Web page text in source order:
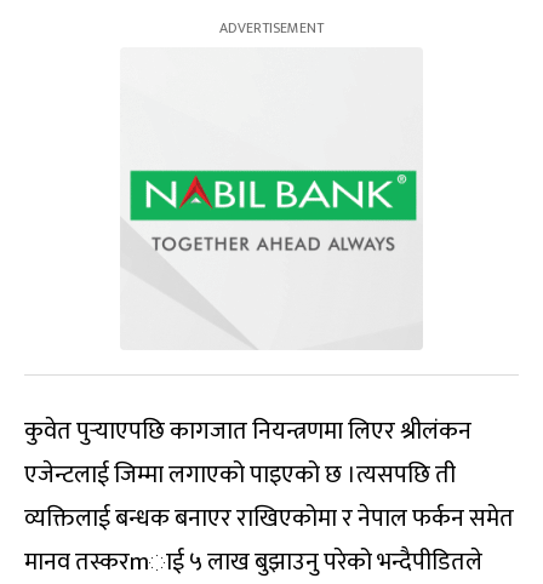
कुवेत पुर्‍याएपछि कागजात नियन्त्रणमा लिएर श्रीलंकन
एजेन्टलाई जिम्मा लगाएको पाइएको छ ।त्यसपछि ती
व्यक्तिलाई बन्धक बनाएर राखिएकोमा र नेपाल फर्कन समेत
मानव तस्करmाई ५ लाख बुझाउनु परेको भन्दैपीडितले